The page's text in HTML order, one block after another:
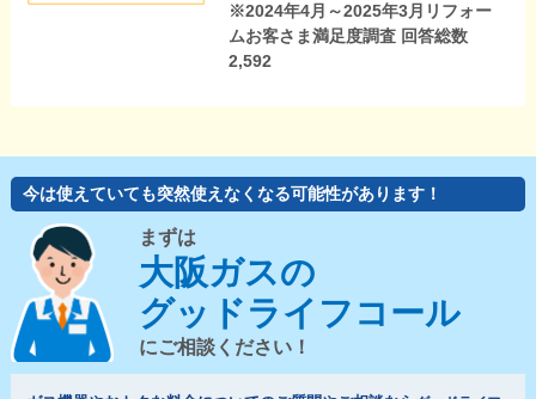
※2024年4月～2025年3月リフォー
ムお客さま満足度調査 回答総数
2,592
今は使えていても突然使えなくなる可能性があります！
まずは
大阪ガスの
グッドライフコール
にご相談ください！